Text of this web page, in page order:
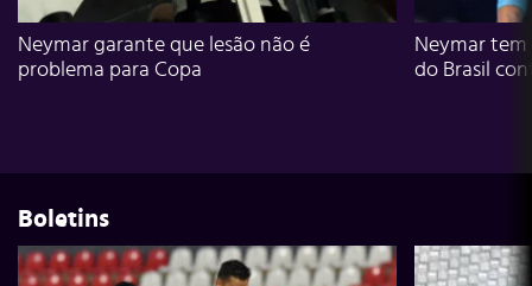
Neymar garante que lesão não é
problema para Copa
Neymar
do Brasil
Boletins